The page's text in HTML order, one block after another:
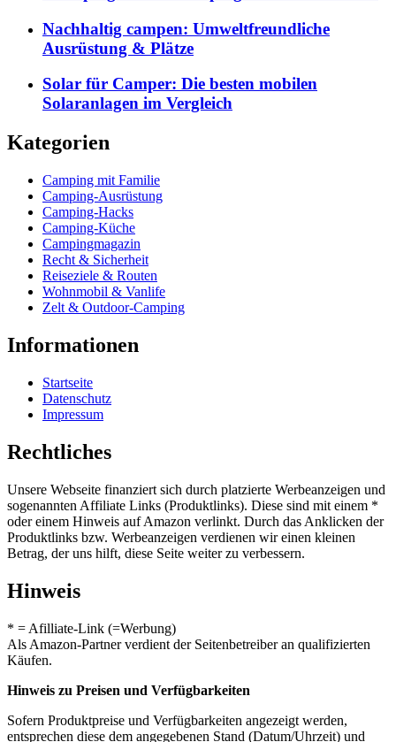
Nachhaltig campen: Umweltfreundliche
Ausrüstung & Plätze
Solar für Camper: Die besten mobilen
Solaranlagen im Vergleich
Kategorien
Camping mit Familie
Camping-Ausrüstung
Camping-Hacks
Camping-Küche
Campingmagazin
Recht & Sicherheit
Reiseziele & Routen
Wohnmobil & Vanlife
Zelt & Outdoor-Camping
Informationen
Startseite
Datenschutz
Impressum
Rechtliches
Unsere Webseite finanziert sich durch platzierte Werbeanzeigen und
sogenannten Affiliate Links (Produktlinks). Diese sind mit einem *
oder einem Hinweis auf Amazon verlinkt. Durch das Anklicken der
Produktlinks bzw. Werbeanzeigen verdienen wir einen kleinen
Betrag, der uns hilft, diese Seite weiter zu verbessern.
Hinweis
* = Afilliate-Link (=Werbung)
Als Amazon-Partner verdient der Seitenbetreiber an qualifizierten
Käufen.
Hinweis zu Preisen und Verfügbarkeiten
Sofern Produktpreise und Verfügbarkeiten angezeigt werden,
entsprechen diese dem angegebenen Stand (Datum/Uhrzeit) und